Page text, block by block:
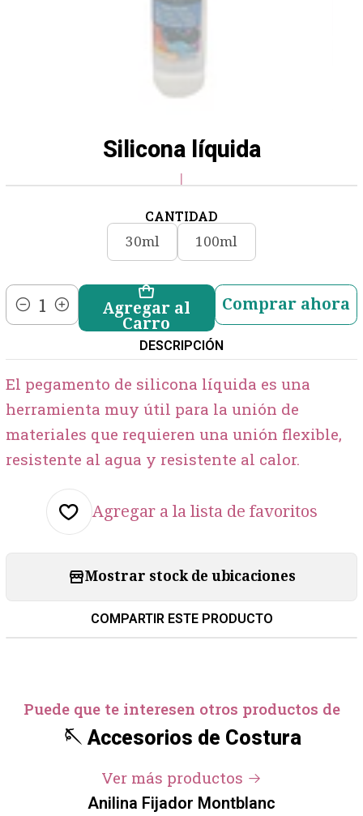
Silicona líquida
|
CANTIDAD
30ml 100ml
Cantidad
Agregar al
Carro
Comprar ahora
DESCRIPCIÓN
El pegamento de silicona líquida es una
herramienta muy útil para la unión de
materiales que requieren una unión flexible,
resistente al agua y resistente al calor.
Agregar a la lista de favoritos
Mostrar stock de ubicaciones
COMPARTIR ESTE PRODUCTO
Puede que te interesen otros productos de
🪡 Accesorios de Costura
Ver más productos
Anilina Fijador Montblanc